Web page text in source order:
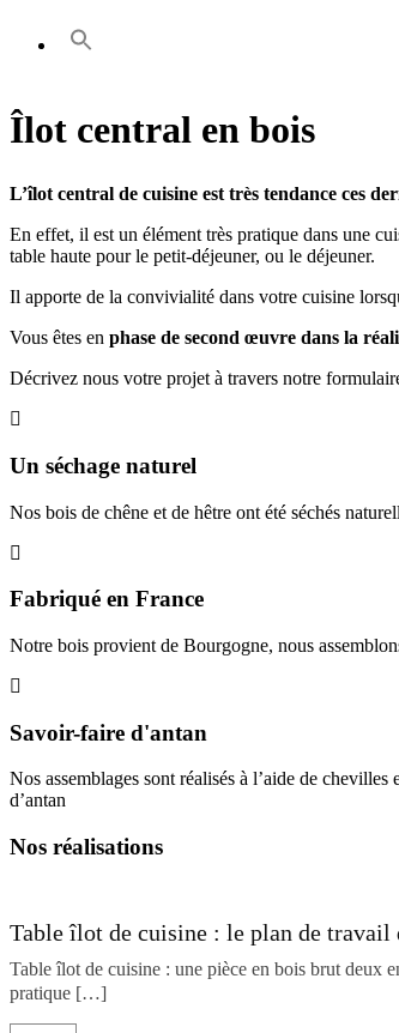
Îlot central en bois
L’îlot central de cuisine est très tendance ces
En effet, il est un élément très pratique dans une
table haute pour le petit-déjeuner, ou le déjeuner.
Il apporte de la convivialité dans votre cuisine
Vous êtes en phase de second œuvre dans la
Décrivez nous votre projet à travers notre
Un séchage naturel
Nos bois de chêne et de hêtre ont été séchés
Fabriqué en France
Notre bois provient de Bourgogne, nous
Savoir-faire d'antan
Nos assemblages sont réalisés à l’aide de
d’antan
Nos réalisations
Table îlot de cuisine : le plan de travail
Table îlot de cuisine : une pièce en bois brut deux
pratique […]